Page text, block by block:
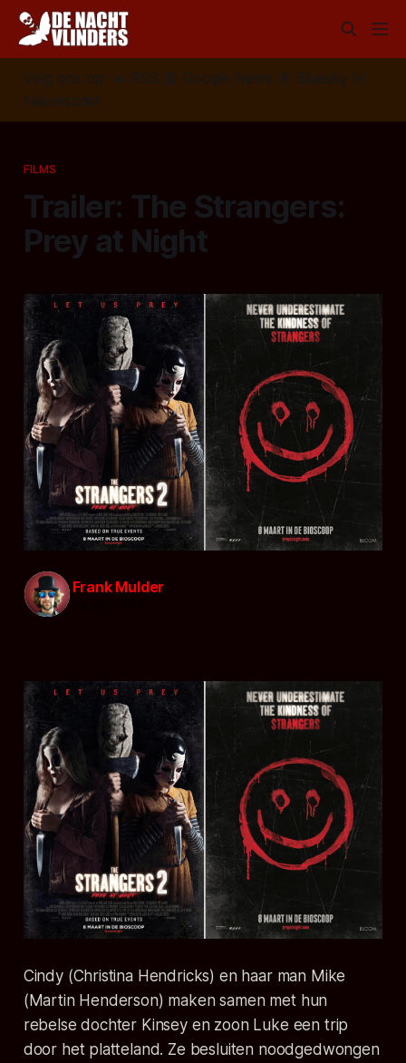
Volg ons op: 📣 RSS 📰 Google News 🦋 Bluesky
✉️
Nieuwsbrief
FILMS
Trailer: The Strangers:
Prey at Night
Frank Mulder
Cindy (Christina Hendricks) en haar man Mike
(Martin Henderson) maken samen met hun
rebelse dochter Kinsey en zoon Luke een trip
door het platteland. Ze besluiten noodgedwongen